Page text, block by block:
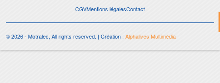
CGVMentions légalesContact
© 2026 - Motralec, All rights reserved. | Création :Alphalives Multimédia